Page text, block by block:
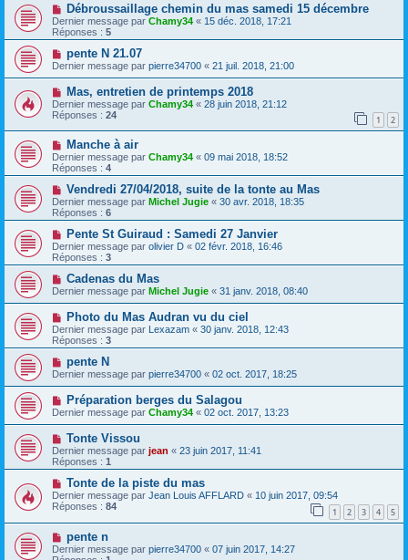
Débroussaillage chemin du mas samedi 15 décembre
Dernier message par Chamy34 « 15 déc. 2018, 17:21
Réponses : 5
pente N 21.07
Dernier message par pierre34700 « 21 juil. 2018, 21:00
Mas, entretien de printemps 2018
Dernier message par Chamy34 « 28 juin 2018, 21:12
Réponses : 24 1 2
Manche à air
Dernier message par Chamy34 « 09 mai 2018, 18:52
Réponses : 4
Vendredi 27/04/2018, suite de la tonte au Mas
Dernier message par Michel Jugie « 30 avr. 2018, 18:35
Réponses : 6
Pente St Guiraud : Samedi 27 Janvier
Dernier message par olivier D « 02 févr. 2018, 16:46
Réponses : 3
Cadenas du Mas
Dernier message par Michel Jugie « 31 janv. 2018, 08:40
Photo du Mas Audran vu du ciel
Dernier message par Lexazam « 30 janv. 2018, 12:43
Réponses : 3
pente N
Dernier message par pierre34700 « 02 oct. 2017, 18:25
Préparation berges du Salagou
Dernier message par Chamy34 « 02 oct. 2017, 13:23
Tonte Vissou
Dernier message par jean « 23 juin 2017, 11:41
Réponses : 1
Tonte de la piste du mas
Dernier message par Jean Louis AFFLARD « 10 juin 2017, 09:54
Réponses : 84 1 2 3 4 5
pente n
Dernier message par pierre34700 « 07 juin 2017, 14:27